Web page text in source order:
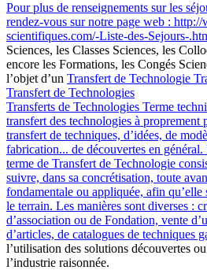
Pour plus de renseignements sur les
rendez-vous sur notre page web :
scientifiques.com/-Liste-des-Sejours-
Sciences, les Classes Sciences, les
encore les Formations, les Congés
l’objet d’un Transfert de Technologie
Transfert de Technologies
Transferts de Technologies Terme
transfert des technologies à proprement
transfert de techniques, d’idées, de
fabrication... de découvertes en
terme de Transfert de Technologie
suivre, dans sa concrétisation, toute
fondamentale ou appliquée, afin
le terrain. Les manières sont diverses :
d’association ou de Fondation, vente
d’articles, de catalogues de techniques
l’utilisation des solutions découvertes
l’industrie raisonnée.